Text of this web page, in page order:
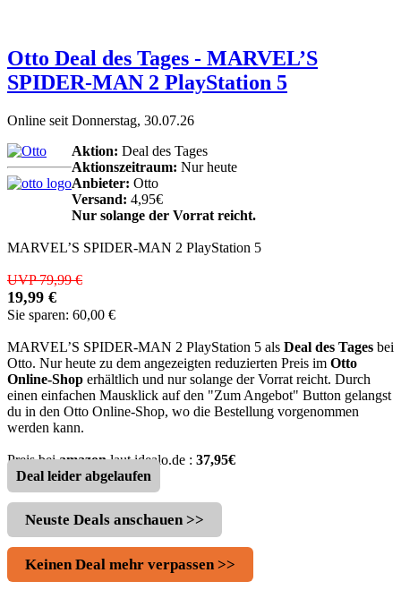
Otto Deal des Tages - MARVEL’S
SPIDER-MAN 2 PlayStation 5
Online seit Donnerstag, 30.07.26
Aktion: Deal des Tages
Aktionszeitraum: Nur heute
Anbieter: Otto
Versand: 4,95€
Nur solange der Vorrat reicht.
MARVEL’S SPIDER-MAN 2 PlayStation 5
UVP 79,99 €
19,99 €
Sie sparen: 60,00 €
MARVEL’S SPIDER-MAN 2 PlayStation 5 als Deal des Tages bei
Otto. Nur heute zu dem angezeigten reduzierten Preis im Otto
Online-Shop erhältlich und nur solange der Vorrat reicht. Durch
einen einfachen Mausklick auf den "Zum Angebot" Button gelangst
du in den Otto Online-Shop, wo die Bestellung vorgenommen
werden kann.
Preis beiamazonlaut idealo.de : 37,95€
Deal leider abgelaufen
Neuste Deals anschauen >>
Keinen Deal mehr verpassen >>